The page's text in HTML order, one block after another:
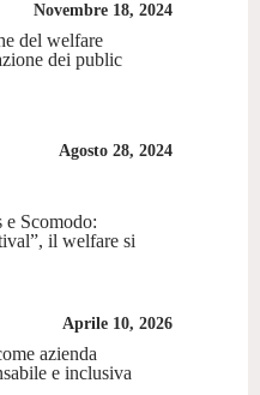
Novembre 18, 2024
del welfare
dei public
Agosto 28, 2024
e Scomodo:
il welfare si
Aprile 10, 2026
azienda
e inclusiva